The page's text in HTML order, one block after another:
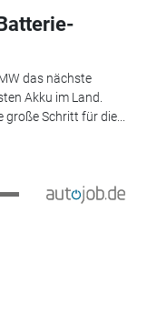
das nächste
Akku im Land.
Schritt für die...